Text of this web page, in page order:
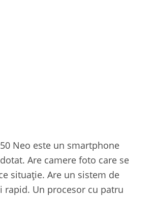
Neo este un smartphone
Are camere foto care se
situație. Are un sistem de
rapid. Un procesor cu patru